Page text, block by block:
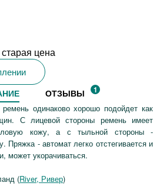
старая цена
ОТЗЫВЫ 1
одинаково хорошо подойдет как
С лицевой стороны ремень имеет
кожу, а с тыльной стороны -
Пряжка - автомат легко отстегивается и
может укорачиваться.
(River, Ривер)